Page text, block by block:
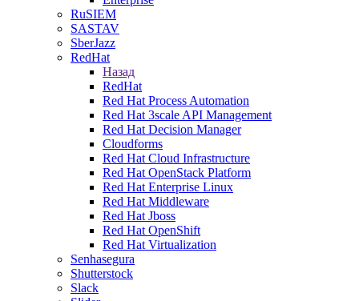
RuSIEM
SASTAV
SberJazz
RedHat
Назад
RedHat
Red Hat Process Automation
Red Hat 3scale API Management
Red Hat Decision Manager
Cloudforms
Red Hat Cloud Infrastructure
Red Hat OpenStack Platform
Red Hat Enterprise Linux
Red Hat Middleware
Red Hat Jboss
Red Hat OpenShift
Red Hat Virtualization
Senhasegura
Shutterstock
Slack